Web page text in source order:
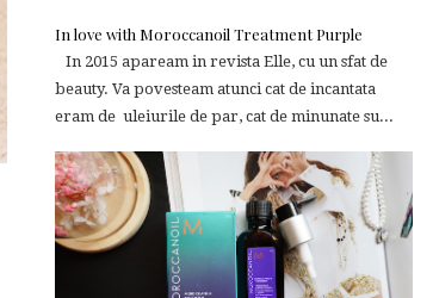
In love with Moroccanoil Treatment Purple
In 2015 apaream in revista Elle, cu un sfat de
beauty. Va povesteam atunci cat de incantata
eram de uleiurile de par, cat de minunate su...